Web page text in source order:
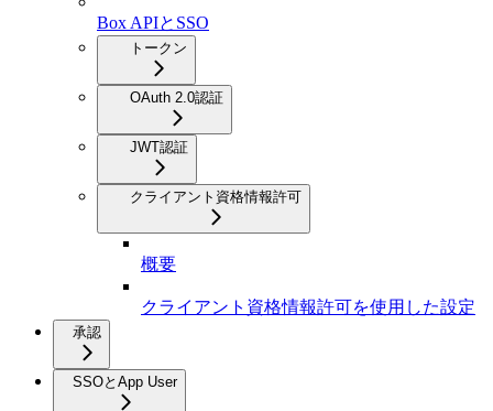
Box APIとSSO
トークン
OAuth 2.0認証
JWT認証
クライアント資格情報許可
概要
クライアント資格情報許可を使用した設定
承認
SSOとApp User